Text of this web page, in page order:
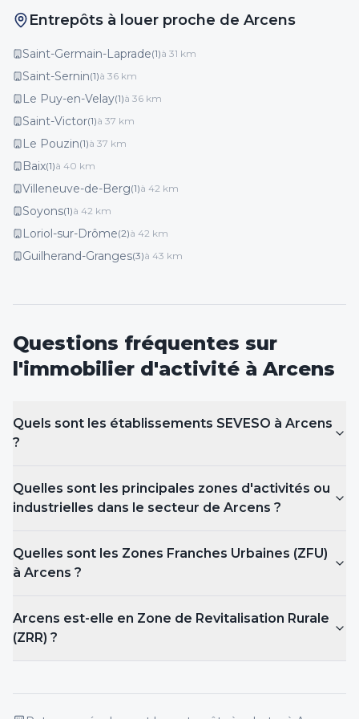
Entrepôts à louer proche de Arcens
Saint-Germain-Laprade(1)à 31 km
Saint-Sernin(1)à 36 km
Le Puy-en-Velay(1)à 36 km
Saint-Victor(1)à 37 km
Le Pouzin(1)à 37 km
Baix(1)à 40 km
Villeneuve-de-Berg(1)à 42 km
Soyons(1)à 42 km
Loriol-sur-Drôme(2)à 42 km
Guilherand-Granges(3)à 43 km
Questions fréquentes sur
l'immobilier d'activité à Arcens
Quels sont les établissements SEVESO à Arcens
?
Quelles sont les principales zones d'activités ou
industrielles dans le secteur de Arcens ?
Quelles sont les Zones Franches Urbaines (ZFU)
à Arcens ?
Arcens est-elle en Zone de Revitalisation Rurale
(ZRR) ?